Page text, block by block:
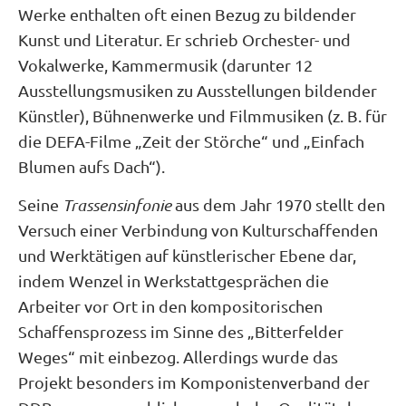
Werke enthalten oft einen Bezug zu bildender
Kunst und Literatur. Er schrieb Orchester- und
Vokalwerke, Kammermusik (darunter 12
Ausstellungsmusiken zu Ausstellungen bildender
Künstler), Bühnenwerke und Filmmusiken (z. B. für
die DEFA-Filme „Zeit der Störche“ und „Einfach
Blumen aufs Dach“).
Seine Trassensinfonieaus dem Jahr 1970 stellt den
Versuch einer Verbindung von Kulturschaffenden
und Werktätigen auf künstlerischer Ebene dar,
indem Wenzel in Werkstattgesprächen die
Arbeiter vor Ort in den kompositorischen
Schaffensprozess im Sinne des „Bitterfelder
Weges“ mit einbezog. Allerdings wurde das
Projekt besonders im Komponistenverband der